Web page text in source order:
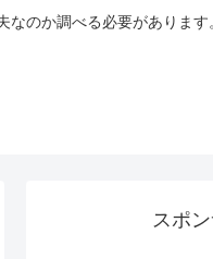
のか調べる必要がありま
スポ